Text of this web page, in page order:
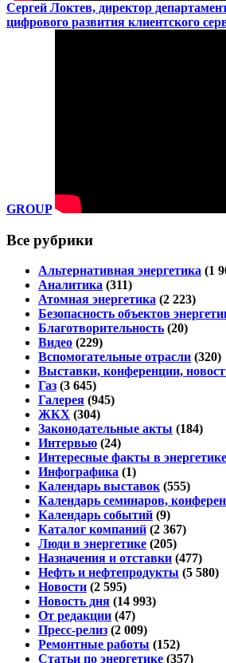
Сергей Локтев, директор
цифрового развития клиентского
GROUP
Все рубрики
Альтернативная энергетика (1
Аналитика (311)
Атомная энергетика (2 223)
Безопасность объектов
Благотворительность (20)
Видео (229)
Вспомогательные отрасли (320)
Выставки, конференции,
Газ (3 645)
Галерея (945)
ЖКХ (304)
Законодательные акты (184)
Интервью (24)
Интересные факты в энергетике
Инфографика (1)
Календарь выставок(555)
Календарь семинаров,
Календарь событий (9)
Каталог компаний (2 367)
Люди в энергетике (205)
Назначения и отставки (477)
Нефть и нефтепродукты (5 580)
Новости (2 595)
Новость дня (14 993)
От редакции (47)
Пресс-релиз (2 009)
Ремонтные работы (152)
Статьи по энергетике (357)